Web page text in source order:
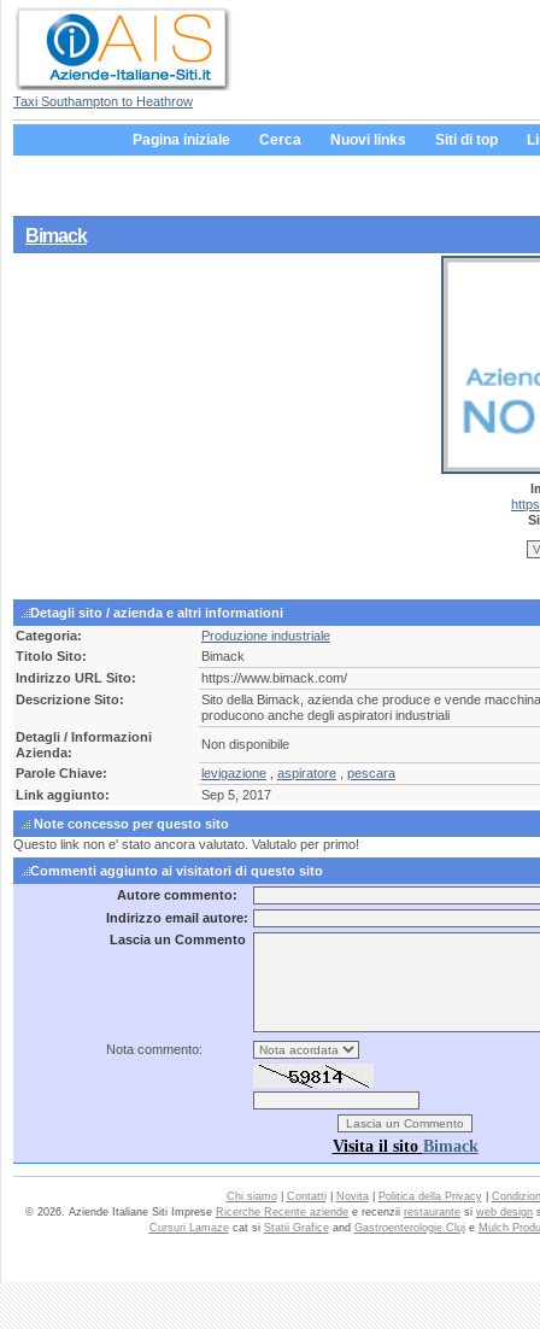
Taxi Southampton to Heathrow
Pagina iniziale Cerca Nuovi links Siti di top
Bimack
Detagli sito / azienda e altri informationi
Categoria:
Produzione industriale
Titolo Sito:
Bimack
Indirizzo URL Sito:
https://www.bimack.com/
Descrizione Sito:
Sito della Bimack, azienda che produce e vende
producono anche degli aspiratori industriali
Detagli / Informazioni
Azienda:
Non disponibile
Parole Chiave:
levigazione aspiratore
pescara
Link aggiunto:
Sep 5, 2017
Note concesso per questo sito
Questo link non e' stato ancora valutato. Valutalo per primo!
Commenti aggiunto ai visitatori di questo sito
Autore commento:
Indirizzo email autore:
Lascia un Commento
Nota commento:
Visita il sito Bimack
Chi siamo| Contatti| Novita| Politica della Privacy|
© 2026. Aziende Italiane Siti Imprese Ricerche Recente aziende e recenzii restaurante si web design
Cursuri Lamazecat si Statii Graficeand Gastroenterologie Cluje Mulch